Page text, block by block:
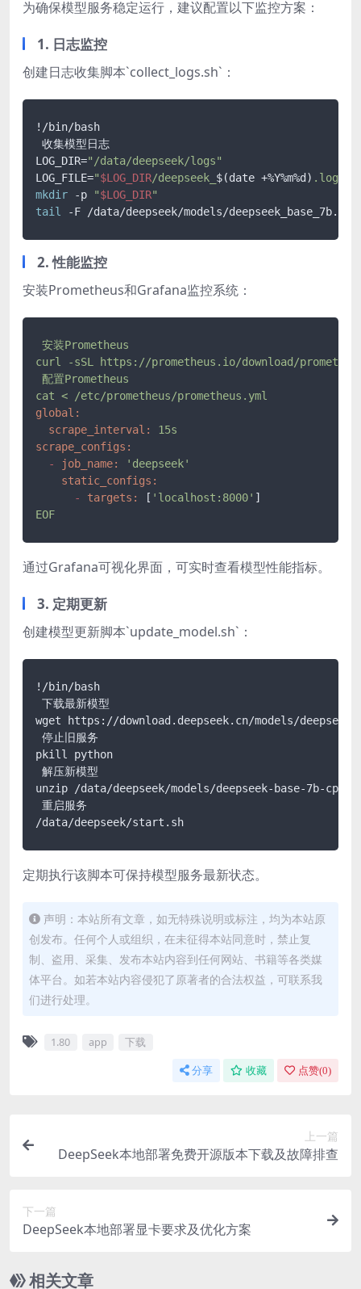
为确保模型服务稳定运行，建议配置以下监控方案：
1. 日志监控
创建日志收集脚本`collect_logs.sh`：
!/bin/bash
收集模型日志
LOG_DIR="/data/deepseek/logs"
LOG_FILE="$LOG_DIR/deepseek_ $(date +%Y%m%d) .log"
mkdir -p "$LOG_DIR"
tail
-F /data/deepseek/models/deepseek_base_7b.
2. 性能监控
安装Prometheus和Grafana监控系统：
安装Prometheus
curl
-sSL
https://prometheus.io/download/
配置Prometheus
cat <
/etc/prometheus/prometheus.yml
global:
scrape_interval:
15s
scrape_configs:
-
job_name:
'deepseek'
static_configs:
-
targets: [ 'localhost:8000'
EOF
通过Grafana可视化界面，可实时查看模型性能指标。
3. 定期更新
创建模型更新脚本`update_model.sh`：
!/bin/bash
下载最新模型
wget https://download.deepseek.cn/models/
停止旧服务
pkill python
解压新模型
unzip /data/deepseek/models/deepseek-base-7b-
重启服务
定期执行该脚本可保持模型服务最新状态。
声明：本站所有文章，如无特殊说明或标注，均为本站原
创发布。任何个人或组织，在未征得本站同意时，禁止复
制、盗用、采集、发布本站内容到任何网站、书籍等各类媒
体平台。如若本站内容侵犯了原著者的合法权益，可联系我
们进行处理。
1.80 app 下载
分享 收藏 点赞(0)
上一篇
DeepSeek本地部署免费开源版本下载及故障排查
下一篇
DeepSeek本地部署显卡要求及优化方案
相关文章